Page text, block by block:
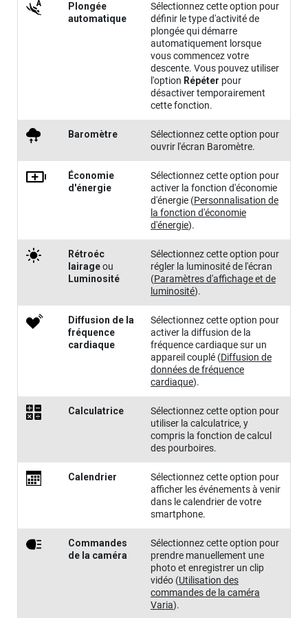
Plongée
automatique
Sélectionnez cette option pour
définir le type d'activité de
plongée qui démarre
automatiquement lorsque
vous commencez votre
descente. Vous pouvez utiliser
l'option Répéter pour
désactiver temporairement
cette fonction.
Baromètre
Sélectionnez cette option pour
ouvrir l'écran Baromètre.
Économie
d'énergie
Sélectionnez cette option pour
activer la fonction d'économie
d'énergie (Personnalisation de
la fonction d'économie
d'énergie).
Rétro​éc​
lairageou
Lumino​sité
Sélectionnez cette option pour
régler la luminosité de l'écran
(Paramètres d'affichage et de
luminosité).
Diffusion de la
fréquence
cardiaque
Sélectionnez cette option pour
activer la diffusion de la
fréquence cardiaque sur un
appareil couplé (Diffusion de
données de fréquence
cardiaque).
Calculatrice
Sélectionnez cette option pour
utiliser la calculatrice, y
compris la fonction de calcul
des pourboires.
Calendrier
Sélectionnez cette option pour
afficher les événements à venir
dans le calendrier de votre
smartphone.
Commandes
de la caméra
Sélectionnez cette option pour
prendre manuellement une
photo et enregistrer un clip
vidéo (Utilisation des
commandes de la caméra
Varia).